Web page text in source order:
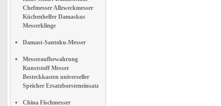
Chefmesser Allzweckmesser
Küchenhelfer Damaskus
Messerklinge
Damast-Santoku-Messer
Messeraufbewahrung
Kunststoff Messer
Besteckkasten universeller
Speicher Ersatzborsteneinsatz
China Fischmesser